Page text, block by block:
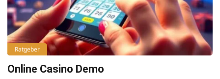
Ratgeber
Online Casino Demo